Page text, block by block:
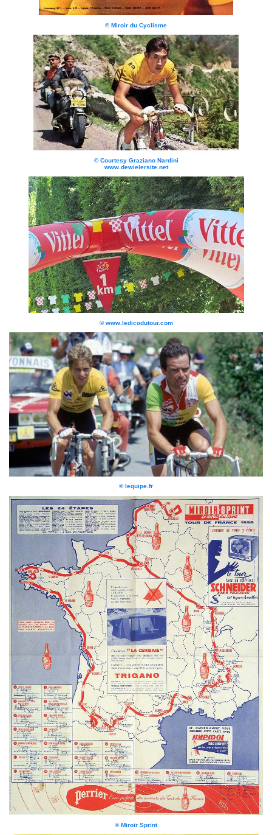
© Miroir du Cyclisme
© Courtesy Graziano Nardini
www.dewielersite.net
© www.ledicodutour.com
© lequipe.fr
© Miroir Sprint